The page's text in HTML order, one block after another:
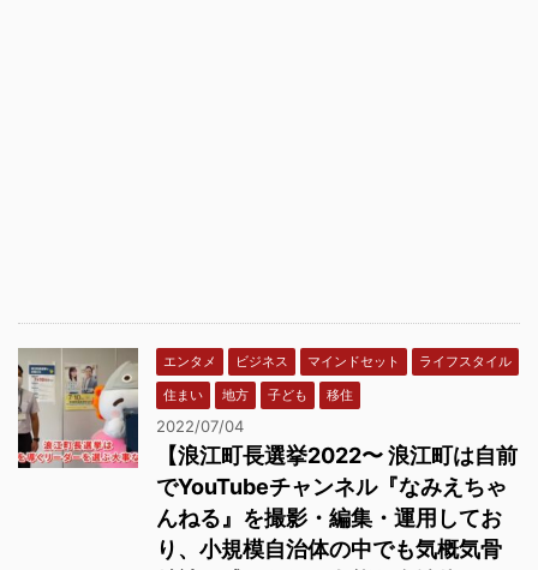
エンタメ ビジネス マインドセット
ライフスタイル
住まい
地方 子ども 移住
2022/07/04
【浪江町長選挙2022〜 浪江町は自前
でYouTubeチャンネル『なみえちゃ
んねる』を撮影・編集・運用してお
り、小規模自治体の中でも気概気骨